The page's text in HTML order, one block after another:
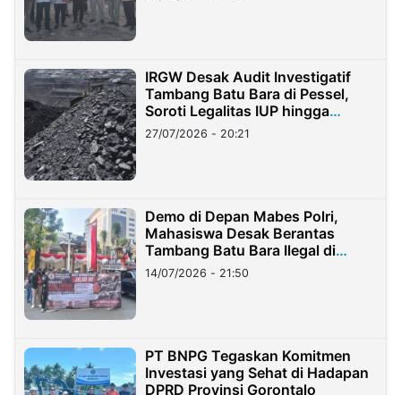
IRGW Desak Audit Investigatif
Tambang Batu Bara di Pessel,
Soroti Legalitas IUP hingga
Stockpile
27/07/2026 - 20:21
Demo di Depan Mabes Polri,
Mahasiswa Desak Berantas
Tambang Batu Bara Ilegal di
Lampung
14/07/2026 - 21:50
PT BNPG Tegaskan Komitmen
Investasi yang Sehat di Hadapan
DPRD Provinsi Gorontalo